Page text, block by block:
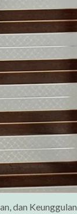
dan Keunggulan